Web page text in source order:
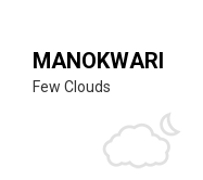
MANOKWARI
Few Clouds